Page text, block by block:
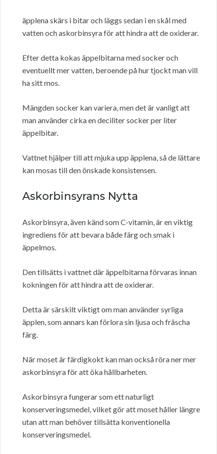
äpplena skärs i bitar och läggs sedan i en skål med
vatten och askorbinsyra för att hindra att de oxiderar.
Efter detta kokas äppelbitarna med socker och
eventuellt mer vatten, beroende på hur tjockt man vill
ha sitt mos.
Mängden socker kan variera, men det är vanligt att
man använder cirka en deciliter socker per liter
äppelbitar.
Vattnet hjälper till att mjuka upp äpplena, så de lättare
kan mosas till den önskade konsistensen.
Askorbinsyrans Nytta
Askorbinsyra, även känd som C-vitamin, är en viktig
ingrediens för att bevara både färg och smak i
äppelmos.
Den tillsätts i vattnet där äppelbitarna förvaras innan
kokningen för att hindra att de oxiderar.
Detta är särskilt viktigt om man använder syrliga
äpplen, som annars kan förlora sin ljusa och fräscha
färg.
När moset är färdigkokt kan man också röra ner mer
askorbinsyra för att öka hållbarheten.
Askorbinsyra fungerar som ett naturligt
konserveringsmedel, vilket gör att moset håller längre
utan att man behöver tillsätta konventionella
konserveringsmedel.